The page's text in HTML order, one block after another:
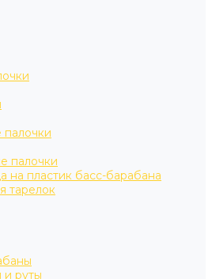
палочки
на пластик басс-барабана
тарелок
и руты